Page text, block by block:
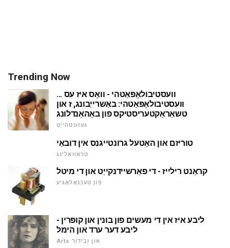
Trending Now
וועסטיבולאָפּאַטהי - וואָס איז עס ...
וועסטיבולאָפּאַטהי: באַשרייַבונג, ז און
טשאַראַקטעריסטיקס פון באַהאַנדלונג
געזונטהייַט
טוריזם און האָטעל גרונטייגנס אין דובאַי
טראַוואַלינג
קראַנט רילייז - די פאַרשיידנקייַט און די מיטל
פון טעכנאָלאָגיע
ליבע איז אין די מעשים פון בונין און קופּרין -
ליבע דער ערד און הימל
Arts און ובידור